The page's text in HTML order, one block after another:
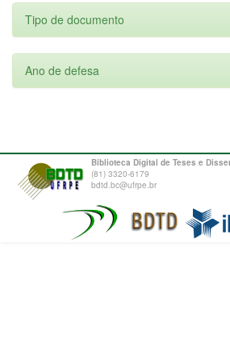
Tipo de documento
Ano de defesa
Biblioteca Digital de Teses e
(81) 3320-6179
bdtd.bc@ufrpe.br